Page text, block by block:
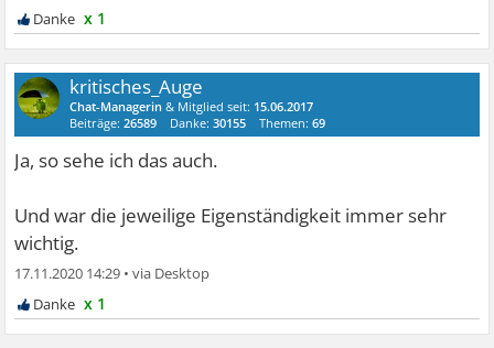
x 1
kritisches_Auge
Chat-Managerin & Mitglied seit: 15.06.2017
Beiträge:26589 Danke:30155 Themen:69
Ja, so sehe ich das auch.
Und war die jeweilige Eigenständigkeit immer sehr
wichtig.
17.11.2020 14:29 •
x 1